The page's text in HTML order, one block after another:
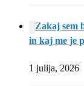
Zakaj sem
in kaj me je
1 julija, 2026